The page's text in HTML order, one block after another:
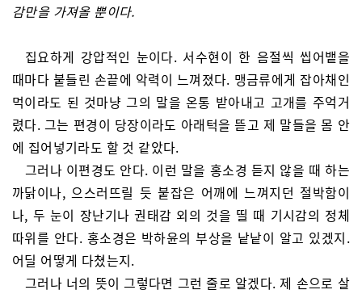
감만을 가져올 뿐이다.
집요하게 강압적인 눈이다. 서수현이 한 음절씩 씹어뱉을
때마다 붙들린 손끝에 악력이 느껴졌다. 맹금류에게 잡아채인
먹이라도 된 것마냥 그의 말을 온통 받아내고 고개를 주억거
렸다. 그는 편경이 당장이라도 아래턱을 뜯고 제 말들을 몸 안
에 집어넣기라도 할 것 같았다.
그러나 이편경도 안다. 이런 말을 홍소경 듣지 않을 때 하는
까닭이나, 으스러뜨릴 듯 붙잡은 어깨에 느껴지던 절박함이
나, 두 눈이 장난기나 권태감 외의 것을 띨 때 기시감의 정체
따위를 안다. 홍소경은 박하윤의 부상을 낱낱이 알고 있겠지.
어딜 어떻게 다쳤는지.
그러나 너의 뜻이 그렇다면 그런 줄로 알겠다. 제 손으로 살